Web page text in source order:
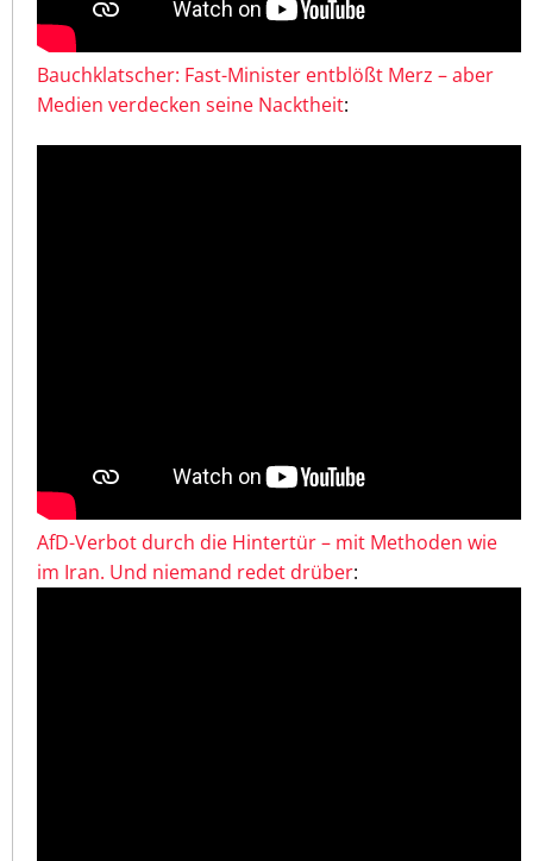
Bauchklatscher: Fast-Minister entblößt Merz – aber
Medien verdecken seine Nacktheit:
AfD-Verbot durch die Hintertür – mit Methoden wie
im Iran. Und niemand redet drüber: